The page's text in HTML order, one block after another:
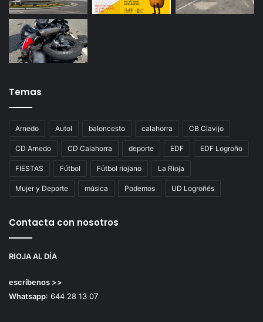
Temas
Arnedo Autol baloncesto calahorra CB Clavijo
CD Arnedo CD Calahorra deporte EDF EDF Logroño
FIESTAS Fútbol Fútbol riojano La Rioja
Mujer y Deporte música Podemos UD Logroñés
Contacta con nosotros
RIOJA AL DÍA
escríbenos >>
Whatsapp: 644 28 13 07